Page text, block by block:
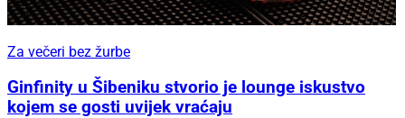
Za večeri bez žurbe
Ginfinity u Šibeniku stvorio je lounge iskustvo
kojem se gosti uvijek vraćaju